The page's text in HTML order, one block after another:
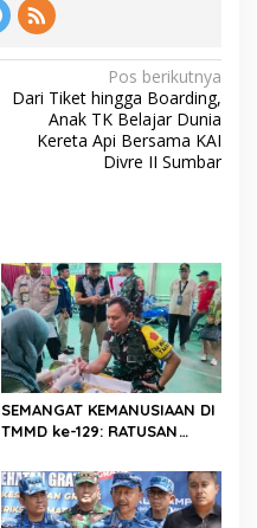
Pos berikutnya
Dari Tiket hingga Boarding,
Anak TK Belajar Dunia
Kereta Api Bersama KAI
Divre II Sumbar
SEMANGAT KEMANUSIAAN DI
TMMD ke-129: RATUSAN
KEBUTUHAAN STOK DARAH